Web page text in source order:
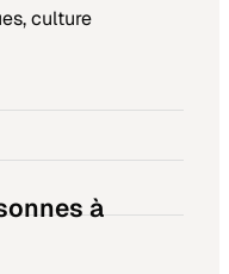
culture
à